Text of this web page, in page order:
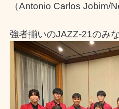
（Antonio Carlos Jobim/
強者揃いのJAZZ-21のみな